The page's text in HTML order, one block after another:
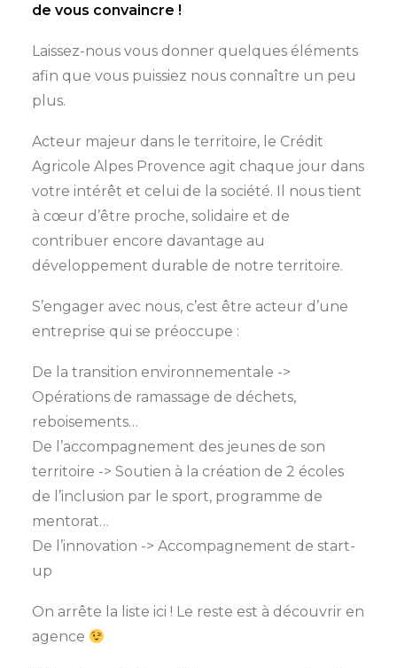
de vous convaincre !
Laissez-nous vous donner quelques éléments
afin que vous puissiez nous connaître un peu
plus.
Acteur majeur dans le territoire, le Crédit
Agricole Alpes Provence agit chaque jour dans
votre intérêt et celui de la société. Il nous tient
à cœur d’être proche, solidaire et de
contribuer encore davantage au
développement durable de notre territoire.
S’engager avec nous, c’est être acteur d’une
entreprise qui se préoccupe :
De la transition environnementale ->
Opérations de ramassage de déchets,
reboisements…
De l’accompagnement des jeunes de son
territoire -> Soutien à la création de 2 écoles
de l’inclusion par le sport, programme de
mentorat…
De l’innovation -> Accompagnement de start-
up
On arrête la liste ici ! Le reste est à découvrir en
agence